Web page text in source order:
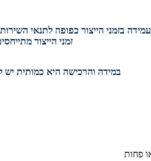
עמידה בזמני הייצור כפופה לתנאי
זמני הייצור
במידה והרכישה היא כמותית יש ליצור